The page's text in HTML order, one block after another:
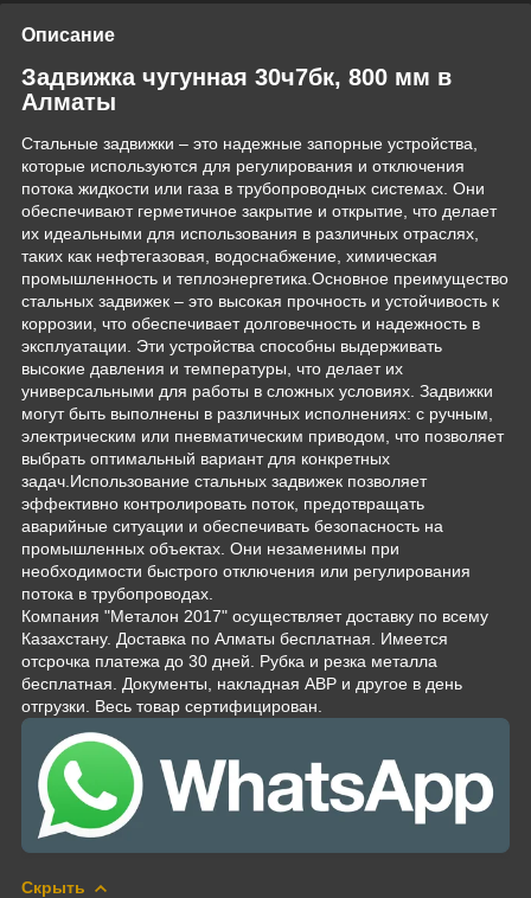
Описание
Задвижка чугунная 30ч7бк, 800 мм в
Алматы
Стальные задвижки – это надежные запорные устройства,
которые используются для регулирования и отключения
потока жидкости или газа в трубопроводных системах. Они
обеспечивают герметичное закрытие и открытие, что делает
их идеальными для использования в различных отраслях,
таких как нефтегазовая, водоснабжение, химическая
промышленность и теплоэнергетика.Основное преимущество
стальных задвижек – это высокая прочность и устойчивость к
коррозии, что обеспечивает долговечность и надежность в
эксплуатации. Эти устройства способны выдерживать
высокие давления и температуры, что делает их
универсальными для работы в сложных условиях. Задвижки
могут быть выполнены в различных исполнениях: с ручным,
электрическим или пневматическим приводом, что позволяет
выбрать оптимальный вариант для конкретных
задач.Использование стальных задвижек позволяет
эффективно контролировать поток, предотвращать
аварийные ситуации и обеспечивать безопасность на
промышленных объектах. Они незаменимы при
необходимости быстрого отключения или регулирования
потока в трубопроводах.
Компания "Металон 2017" осуществляет доставку по всему
Казахстану. Доставка по Алматы бесплатная. Имеется
отсрочка платежа до 30 дней. Рубка и резка металла
бесплатная. Документы, накладная АВР и другое в день
отгрузки. Весь товар сертифицирован.
Скрыть